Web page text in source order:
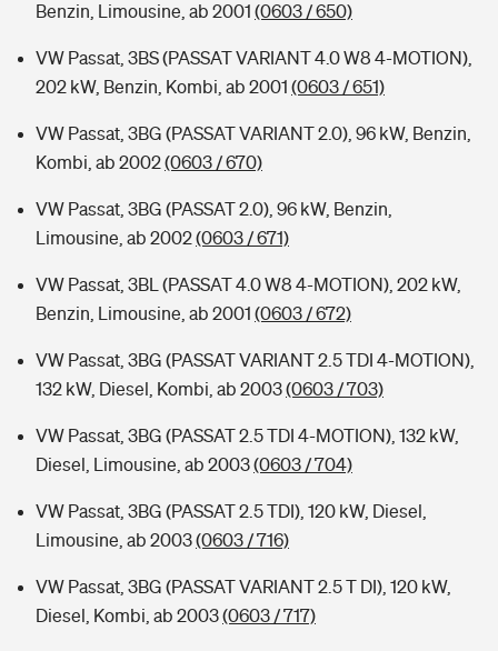
Benzin, Limousine, ab 2001 (0603 / 650)
VW Passat, 3BS (PASSAT VARIANT 4.0 W8 4-MOTION),
202 kW, Benzin, Kombi, ab 2001 (0603 / 651)
VW Passat, 3BG (PASSAT VARIANT 2.0), 96 kW, Benzin,
Kombi, ab 2002(0603 / 670)
VW Passat, 3BG (PASSAT 2.0), 96 kW, Benzin,
Limousine, ab 2002(0603 / 671)
VW Passat, 3BL (PASSAT 4.0 W8 4-MOTION), 202 kW,
Benzin, Limousine, ab 2001 (0603 / 672)
VW Passat, 3BG (PASSAT VARIANT 2.5 TDI 4-MOTION),
132 kW, Diesel, Kombi, ab 2003(0603 / 703)
VW Passat, 3BG (PASSAT 2.5 TDI 4-MOTION), 132 kW,
Diesel, Limousine, ab 2003(0603 / 704)
VW Passat, 3BG (PASSAT 2.5 TDI), 120 kW, Diesel,
Limousine, ab 2003(0603 / 716)
VW Passat, 3BG (PASSAT VARIANT 2.5 T DI), 120 kW,
Diesel, Kombi, ab 2003(0603 / 717)